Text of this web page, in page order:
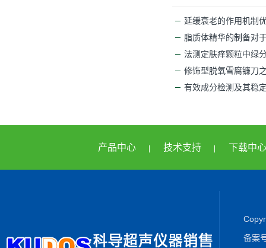
延缓衰老的作用机制
脂质体精华的制备对
法测定肤痒颗粒中绿
修饰型脱氧雪腐镰刀
有效成分检测及其稳
产品中心 技术支持 下载中心
备案